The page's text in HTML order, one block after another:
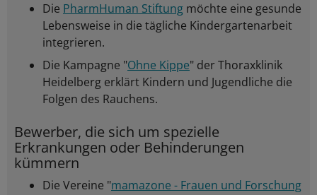
Die PharmHuman Stiftung möchte eine gesunde
Lebensweise in die tägliche Kindergartenarbeit
integrieren.
Die Kampagne "Ohne Kippe" der Thoraxklinik
Heidelberg erklärt Kindern und Jugendliche die
Folgen des Rauchens.
Bewerber, die sich um spezielle
Erkrankungen oder Behinderungen
kümmern
Die Vereine "mamazone - Frauen und Forschung